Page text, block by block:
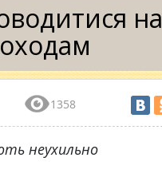
на
1358
неухильно